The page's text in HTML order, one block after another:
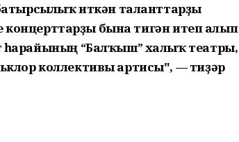
иткән таланттарҙы
концерттарҙы бына тигән итеп алып
һарайының “Балҡыш” халыҡ театры,
коллективы артисы", — тиҙәр